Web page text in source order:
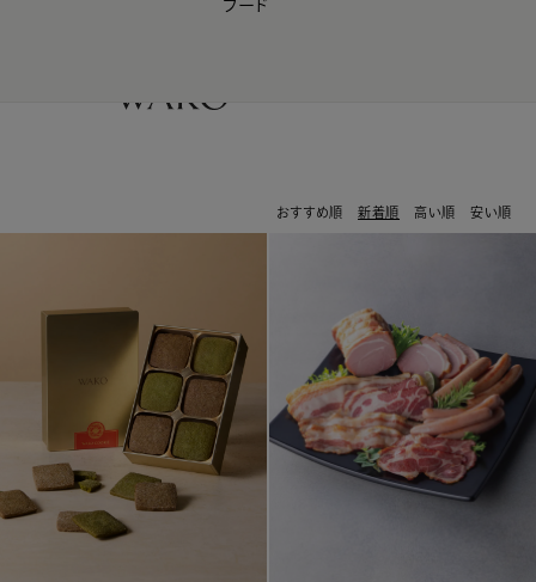
【会員様限定】夏のプレゼントキャンペーン開催中
フード
おすすめ順 新着順 高い順 安い順